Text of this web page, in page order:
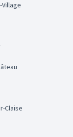
Village
Claise